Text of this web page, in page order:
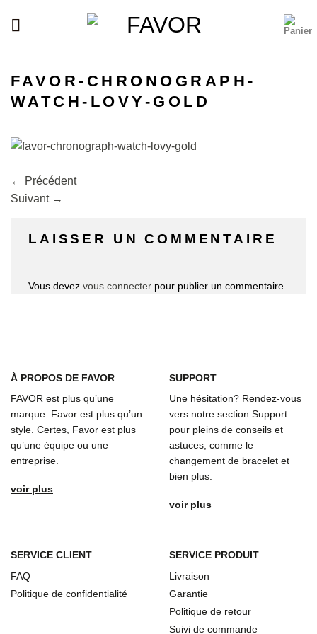
FAVOR-CHRONOGRAPH-
WATCH-LOVY-GOLD
← Précédent
Suivant →
LAISSER UN COMMENTAIRE
Vous devez vous connecter pour publier un commentaire.
À PROPOS DE FAVOR
FAVOR est plus qu’une
marque. Favor est plus qu’un
style. Certes, Favor est plus
qu’une équipe ou une
entreprise.
voir plus
SUPPORT
Une hésitation? Rendez-vous
vers notre section Support
pour pleins de conseils et
astuces, comme le
changement de bracelet et
bien plus.
voir plus
SERVICE CLIENT
FAQ
Politique de confidentialité
SERVICE PRODUIT
Livraison
Garantie
Politique de retour
Suivi de commande